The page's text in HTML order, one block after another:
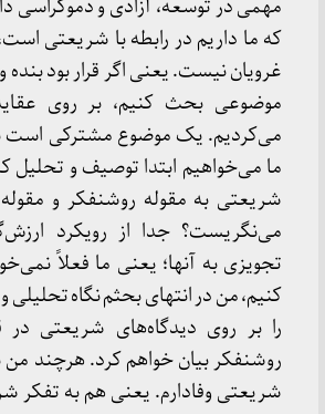
مهمی در توسعه، آزادی و
که ما داریم در رابطه با شریعتی
غرویان نیست. یعنی اگر قرار بود بنده
موضوعی بحث کنیم، بر روی
می‌کردیم. یک موضوع مشترکی است
ما می‌خواهیم ابتدا توصیف و تحلیل
شریعتی به مقوله روشنفکر و
می‌نگریست؟ جدا از رویکرد
تجویزی به آنها؛ یعنی ما فعلاً
کنیم، من در انتهای بحثم نگاه تحلیلی
را بر روی دیدگاه‌های شریعتی در
روشنفکر بیان خواهم کرد. هرچند من
شریعتی وفادارم. یعنی هم به تفکر